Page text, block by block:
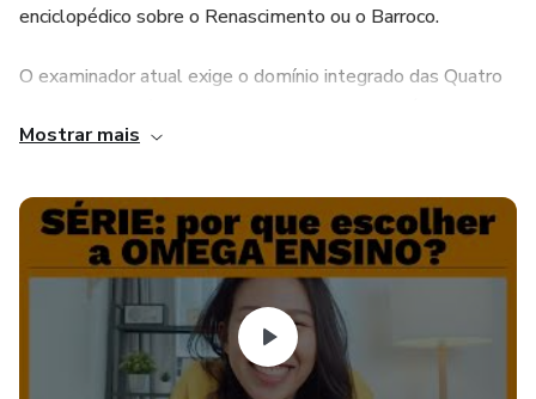
enciclopédico sobre o Renascimento ou o Barroco.
O examinador atual exige o domínio integrado das Quatro
Teatro), o entendimento profundo sobre Estética e Cultura
do Conhecimento exigidas pela BNCC (Criação, Crítica,
Estesia, Expressão, Fruição e Reflexão). Se você está
estudando apenas por livros antigos de História da Arte,
está deixando a sua aprovação pelo caminho.
Para blindar a sua preparação e otimizar o seu tempo, a
Omega Ensino desenvolveu o material definitivo e mais
Mostrar mais